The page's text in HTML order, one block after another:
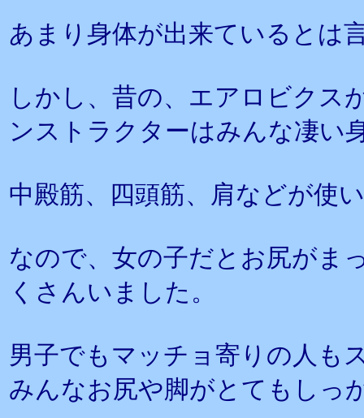
あまり身体が出来ているとは
しかし、昔の、エアロビクス
ンストラクターはみんな凄い
中殿筋、四頭筋、肩などが使
なので、女の子だとお尻がま
くさんいました。
男子でもマッチョ寄りの人も
みんなお尻や脚がとてもしっ